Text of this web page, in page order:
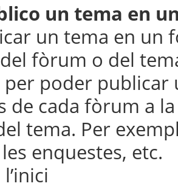
un tema en
un tema en un
fòrum o del
poder publicar
de cada fòrum a
tema. Per
enquestes, etc.